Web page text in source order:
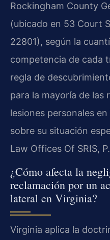
Rockingham County
(ubicado en 53 Court
22801), según la
competencia de cada
regla de
para la mayoría de las
lesiones personales
sobre su situación
Law Offices Of SRIS,
¿Cómo afecta la
reclamación por un
lateral en Virginia?
Virginia aplica la